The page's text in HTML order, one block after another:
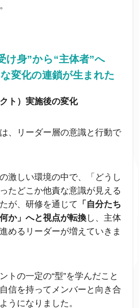
け身”から“主体者”へ
変化の連鎖が生まれた
ト）実施後の変化
、リーダー層の意識と行動で
激しい環境の中で、「どうし
たどこか他責な意識が見える
が、研修を通じて 「自分たち
か」へと視点が転換 し、主体
めるリーダーが増えていきま
トの一定の“型”を学んだこと
信を持ってメンバーと向き合
うになりました。